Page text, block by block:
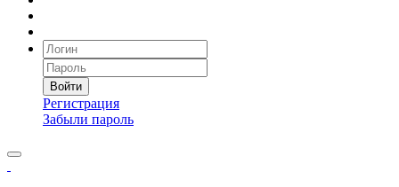
Войти
Регистрация
Забыли пароль